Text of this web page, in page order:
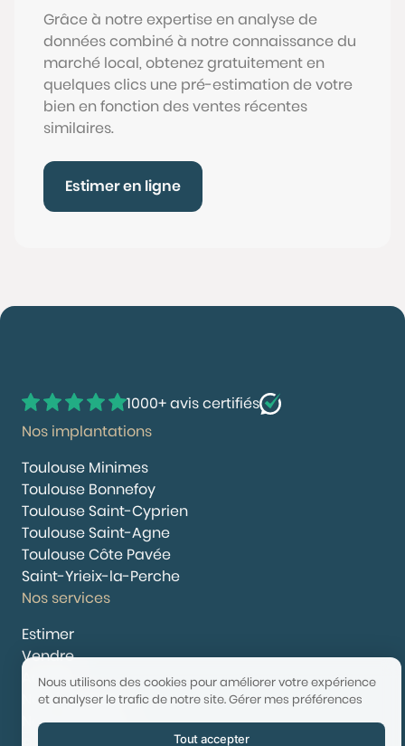
Grâce à notre expertise en analyse de
données combiné à notre connaissance du
marché local, obtenez gratuitement en
quelques clics une pré-estimation de votre
bien en fonction des ventes récentes
similaires.
Estimer en ligne
1000+ avis certifiés
Nos implantations
Toulouse Minimes
Toulouse Bonnefoy
Toulouse Saint-Cyprien
Toulouse Saint-Agne
Toulouse Côte Pavée
Saint-Yrieix-la-Perche
Nos services
Estimer
Vendre
Acheter
Nous rejoindre
Nous contacter
Nous utilisons des cookies pour améliorer votre expérience
et analyser le trafic de notre site.Gérer mes préférences
Tout accepter